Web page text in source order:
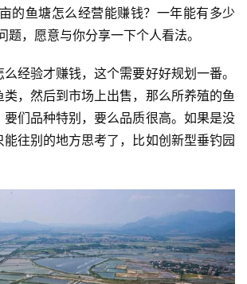
的鱼塘怎么经营能赚钱？一年能有多少
题，愿意与你分享一下个人看法。
经验才赚钱，这个需要好好规划一番。
，然后到市场上出售，那么所养殖的鱼
们品种特别，要么品质很高。如果是没
往别的地方思考了，比如创新型垂钓园